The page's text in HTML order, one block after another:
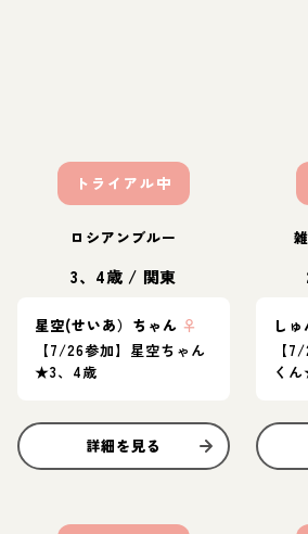
トライアル中
ロシアンブルー
3、4歳 / 関東
星空(せいあ）ちゃん ♀
【7/26参加】星空ちゃん
★3、4歳
詳細を見る
し
【
く